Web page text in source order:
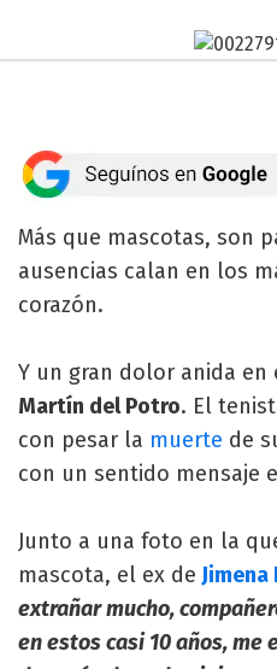
Más que mascotas, son
ausencias calan en los
corazón.
Y un gran dolor anida en
Martín del Potro. El
con pesar la muerte de
con un sentido mensaje
Junto a una foto en la
mascota, el ex de Jimena
extrañar mucho,
en estos casi 10 años, me